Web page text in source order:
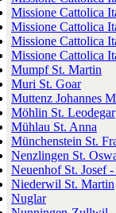
Missione Cattolica
Missione Cattolica
Missione Cattolica
Missione Cattolica
Mumpf St. Martin
Muri St. Goar
Muttenz Johannes
Möhlin St. Leodegar
Mühlau St. Anna
Münchenstein St.
Nenzlingen St.
Neuenhof St. Josef
Niederwil St. Martin
Nuglar